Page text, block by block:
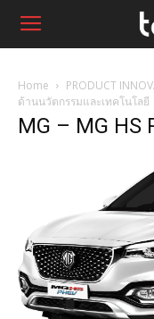
Home
PRODUCT
ด้านนวัตกรรมและเทคโนโลยี
MG – MG HS